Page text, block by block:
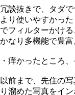
冗談抜きで、タダ
より使いやすかっ
でフィルターかけ
かなり多機能で豊富
・痒かったところ
以前まで、先住の
り溜めた写真をイ